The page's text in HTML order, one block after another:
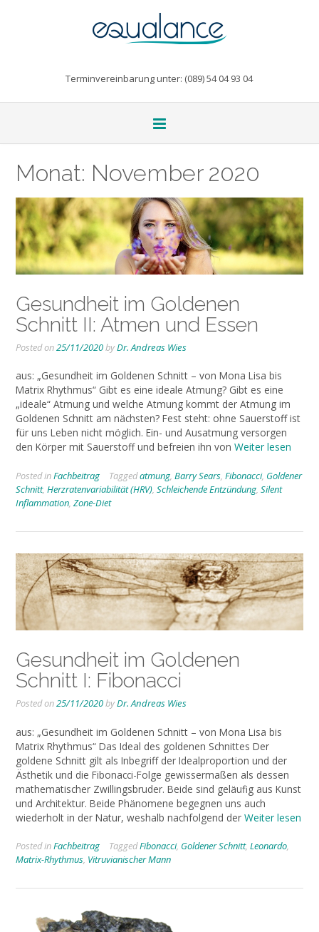
Terminvereinbarung unter: (089) 54 04 93 04
Monat: November 2020
Gesundheit im Goldenen
Schnitt II: Atmen und Essen
Posted on25/11/2020byDr. Andreas Wies
aus: „Gesundheit im Goldenen Schnitt – von Mona Lisa bis
Matrix Rhythmus“ Gibt es eine ideale Atmung? Gibt es eine
„ideale“ Atmung und welche Atmung kommt der Atmung im
Goldenen Schnitt am nächsten? Fest steht: ohne Sauerstoff ist
für uns Leben nicht möglich. Ein- und Ausatmung versorgen
den Körper mit Sauerstoff und befreien ihn von Weiter lesen
Posted inFachbeitrag Taggedatmung, Barry Sears, Fibonacci, Goldener
Schnitt, Herzratenvariabilität (HRV), Schleichende Entzündung, Silent
Inflammation, Zone-Diet
Gesundheit im Goldenen
Schnitt I: Fibonacci
Posted on25/11/2020byDr. Andreas Wies
aus: „Gesundheit im Goldenen Schnitt – von Mona Lisa bis
Matrix Rhythmus“ Das Ideal des goldenen Schnittes Der
goldene Schnitt gilt als Inbegriff der Idealproportion und der
Ästhetik und die Fibonacci-Folge gewissermaßen als dessen
mathematischer Zwillingsbruder. Beide sind geläufig aus Kunst
und Architektur. Beide Phänomene begegnen uns auch
wiederholt in der Natur, weshalb nachfolgend der Weiter lesen
Posted inFachbeitrag TaggedFibonacci, Goldener Schnitt, Leonardo,
Matrix-Rhythmus, Vitruvianischer Mann